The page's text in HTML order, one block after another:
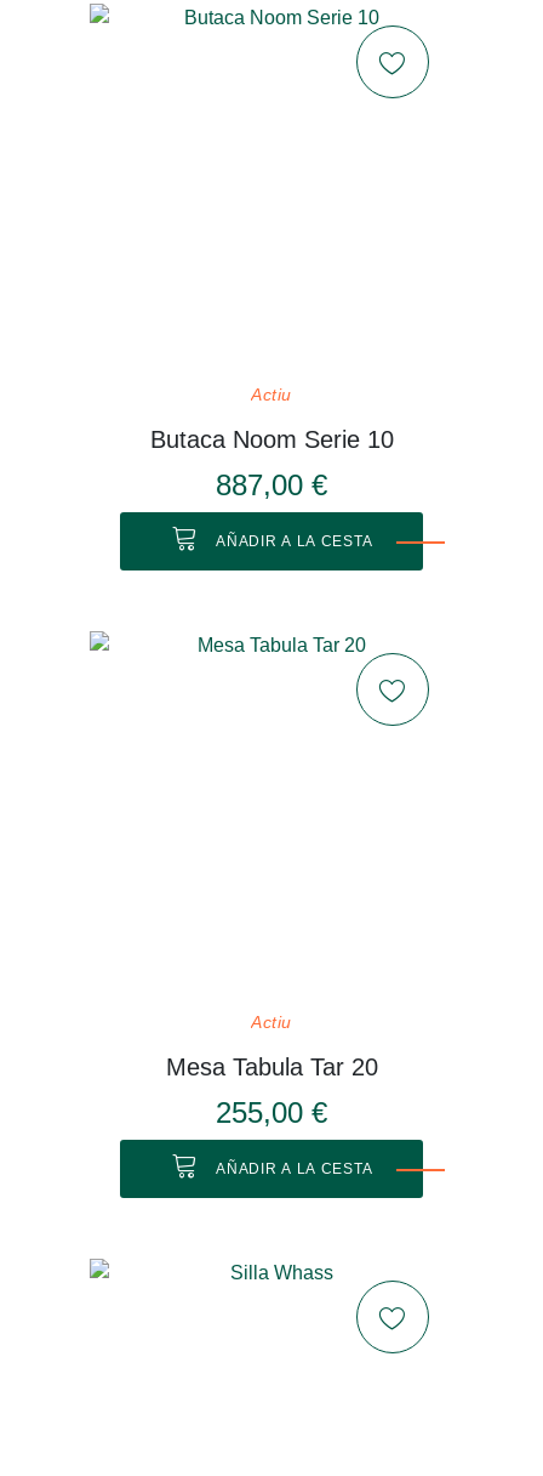
Actiu
Butaca Noom Serie 10
887,00 €
AÑADIR A LA CESTA
Actiu
Mesa Tabula Tar 20
255,00 €
AÑADIR A LA CESTA